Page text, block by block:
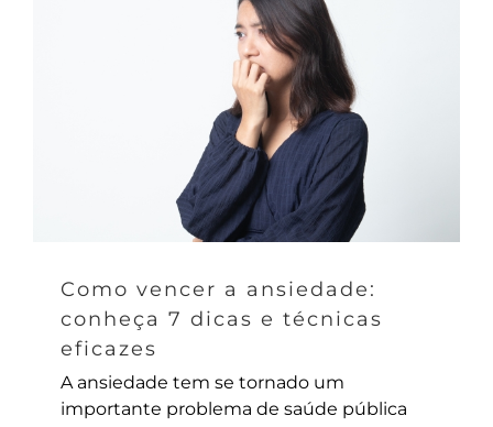
Como vencer a ansiedade:
conheça 7 dicas e técnicas
eficazes
A ansiedade tem se tornado um
importante problema de saúde pública